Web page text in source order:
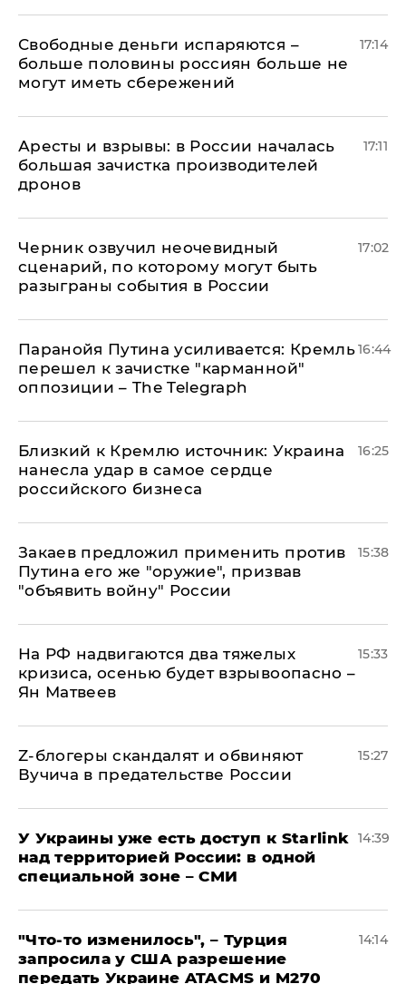
Свободные деньги испаряются –
больше половины россиян больше не
могут иметь сбережений
17:14
Аресты и взрывы: в России началась
большая зачистка производителей
дронов
17:11
Черник озвучил неочевидный
сценарий, по которому могут быть
разыграны события в России
17:02
Паранойя Путина усиливается: Кремль
перешел к зачистке "карманной"
оппозиции – The Telegraph
16:44
Близкий к Кремлю источник: Украина
нанесла удар в самое сердце
российского бизнеса
16:25
Закаев предложил применить против
Путина его же "оружие", призвав
"объявить войну" России
15:38
На РФ надвигаются два тяжелых
кризиса, осенью будет взрывоопасно –
Ян Матвеев
15:33
Z-блогеры скандалят и обвиняют
Вучича в предательстве России
15:27
У Украины уже есть доступ к Starlink
над территорией России: в одной
специальной зоне – СМИ
14:39
​"Что-то изменилось", – Турция
запросила у США разрешение
передать Украине ATACMS и M270
14:14